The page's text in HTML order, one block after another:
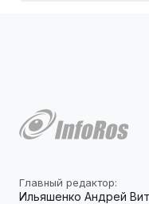
Главный редактор:
Ильяшенко Андрей